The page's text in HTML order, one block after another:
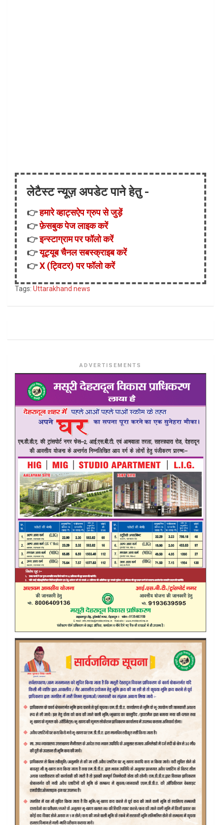
लेटैस्ट न्यूज़ अपडेट पाने हेतु -
👉हमारे व्हाट्सऐप ग्रुप से जुड़ें
👉फ़ेसबुक पेज लाइक करें
👉इन्स्टाग्राम पर फॉलो करें
👉यूट्यूब चैनल सबस्क्राइब करें
👉X (ट्विटर) पर फॉलो करें
Tags: Uttarakhand news
ADVERTISEMENTS